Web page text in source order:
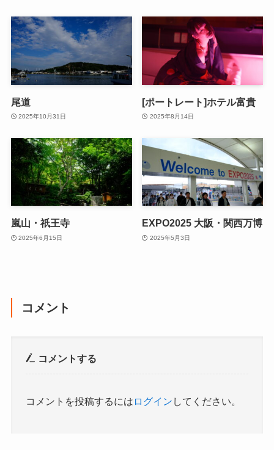
尾道
2025年10月31日
[ポートレート]ホテル富貴
2025年8月14日
嵐山・祇王寺
2025年6月15日
EXPO2025 大阪・関西万博
2025年5月3日
コメント
コメントする
コメントを投稿するには ログイン してください。